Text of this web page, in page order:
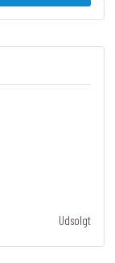
Udsolgt